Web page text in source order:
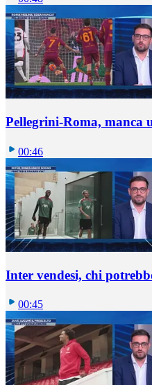
Pellegrini-Roma, manca
00:46
Inter vendesi, chi
00:45